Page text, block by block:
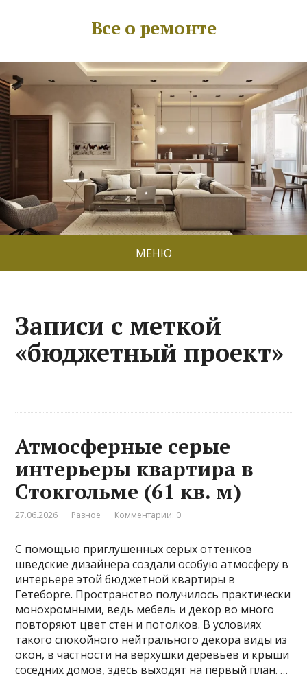
Все о ремонте
МЕНЮ
Записи с меткой
«бюджетный проект»
Атмосферные серые
интерьеры квартира в
Стокгольме (61 кв. м)
27.06.2026 Разное Комментарии: 0
С помощью приглушенных серых оттенков
шведские дизайнера создали особую атмосферу в
интерьере этой бюджетной квартиры в
Гетеборге. Пространство получилось практически
монохромными, ведь мебель и декор во много
повторяют цвет стен и потолков. В условиях
такого спокойного нейтрального декора виды из
окон, в частности на верхушки деревьев и крыши
соседних домов, здесь выходят на первый план. …